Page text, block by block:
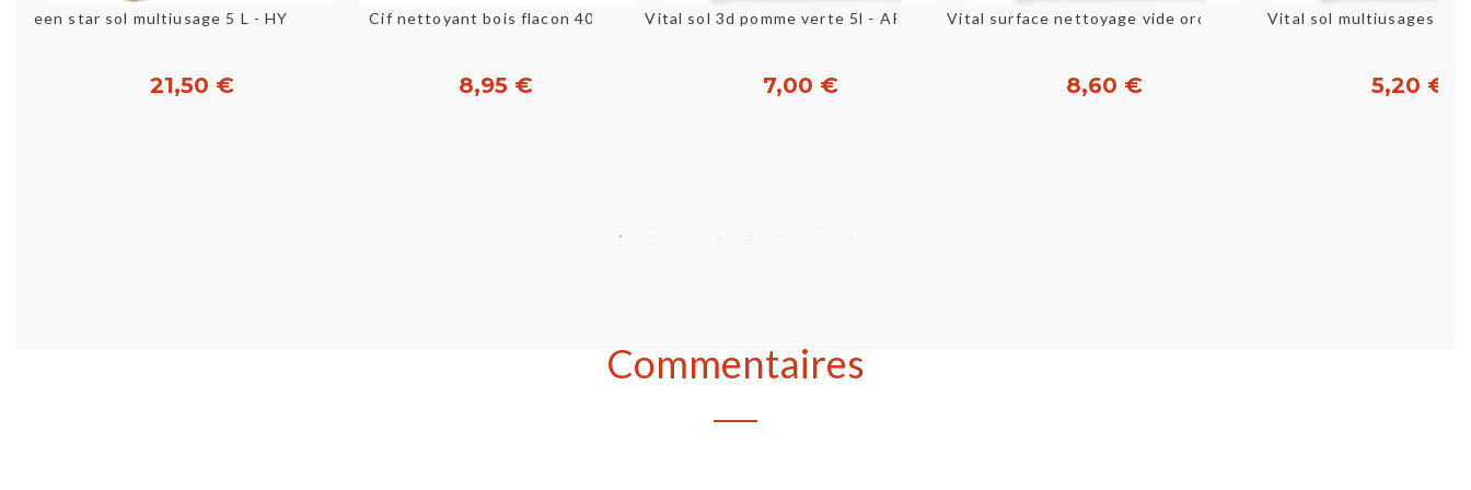
Aperçu rapide
Green star sol multiusage 5 L - HYDRACHIM
21,50 €
Aperçu rapide
Cif nettoyant bois flacon 400ml
8,95 €
Aperçu rapide
Vital sol 3d pomme verte 5l - ARTUGO
7,00 €
Aperçu rapide
Vital surface nettoyage vide ordures 5l
8,60 €
Aperçu rapide
Vital sol multiusages 5L
5,20 €
Commentaires